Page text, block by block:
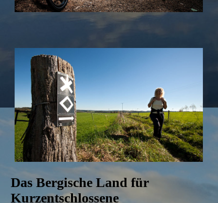
Das Bergische Land für
Kurzentschlossene